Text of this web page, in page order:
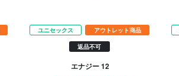
ユニセックス アウトレット商品
返品不可
エナジー 12